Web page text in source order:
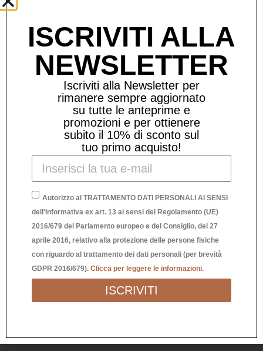
QUADRETTO IN LEGNO “CASA”
33,90€
ISCRIVITI ALLA
NEWSLETTER
Iscriviti alla Newsletter per
rimanere sempre aggiornato
su tutte le anteprime e
promozioni e per ottienere
subito il 10% di sconto sul
tuo primo acquisto!
Autorizzo al TRATTAMENTO DATI PERSONALI AI SENSI
dell'Informativa ex art. 13 ai sensi del Regolamento (UE)
2016/679 del Parlamento europeo e del Consiglio, del 27
aprile 2016, relativo alla protezione delle persone fisiche
con riguardo al trattamento dei dati personali (per brevità
GDPR 2016/679). Clicca per leggere le informazioni.
ISCRIVITI